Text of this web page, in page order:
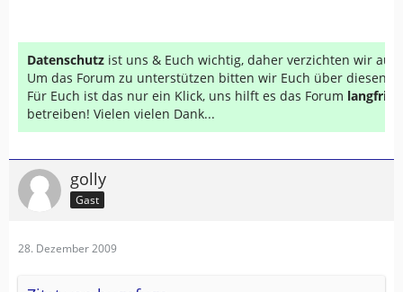
Datenschutz ist uns & Euch wichtig, daher verzichten wir auf
Um das Forum zu unterstützen bitten wir Euch über diesen
Für Euch ist das nur ein Klick, uns hilft es das Forum
betreiben! Vielen vielen Dank...
golly
Gast
28. Dezember 2009